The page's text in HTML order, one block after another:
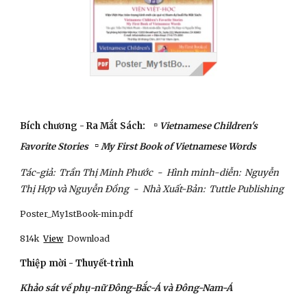
Bích chương - Ra Mắt Sách: ▫ Vietnamese Children's
Favorite Stories ▫ My First Book of Vietnamese Words
Tác-giả:  Trần Thị Minh Phước  -  Hình minh-diễn:  Nguyễn
Thị Hợp và Nguyễn Đồng  -  Nhà Xuất-Bản:  Tuttle Publishing
Poster_My1stBook-min.pdf
814k View
  Download
Thiệp mời - Thuyết-trình
Khảo sát về phụ-nữ Đông-Bắc-Á và Đông-Nam-Á